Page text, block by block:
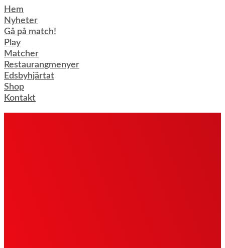
Hoppa
till
innehåll
Hem
Nyheter
Gå på match!
Play
Matcher
Restaurangmenyer
Edsbyhjärtat
Shop
Kontakt